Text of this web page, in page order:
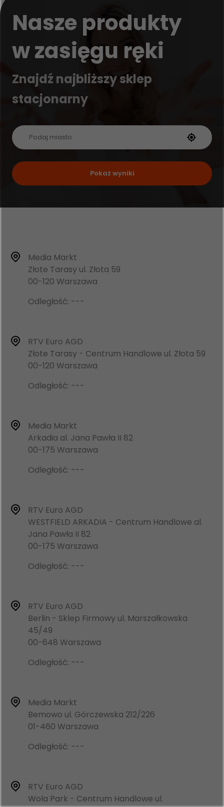
Nasze produkty
w zasięgu ręki
Znajdź najbliższy sklep
stacjonarny
Pokaż wyniki
Media Markt
Złote Tarasy ul. Złota 59
00-120 Warszawa
Odległość: ---
RTV Euro AGD
Złote Tarasy - Centrum Handlowe ul. Złota 59
00-120 Warszawa
Odległość: ---
Media Markt
Arkadia al. Jana Pawła II 82
00-175 Warszawa
Odległość: ---
RTV Euro AGD
WESTFIELD ARKADIA - Centrum Handlowe al.
Jana Pawła II 82
00-175 Warszawa
Odległość: ---
RTV Euro AGD
Berlin - Sklep Firmowy ul. Marszałkowska
45/49
00-648 Warszawa
Odległość: ---
Media Markt
Bemowo ul. Górczewska 212/226
01-460 Warszawa
Odległość: ---
RTV Euro AGD
Wola Park - Centrum Handlowe ul.